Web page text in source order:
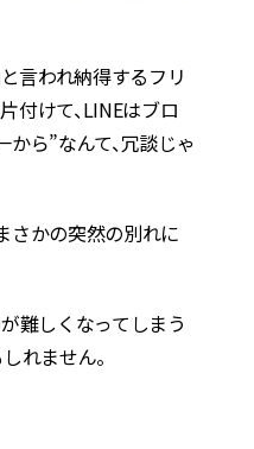
言われ納得するフリ
付けて、LINEはブロ
ら”なんて、冗談じゃ
さかの突然の別れに
難しくなってしまう
れません。